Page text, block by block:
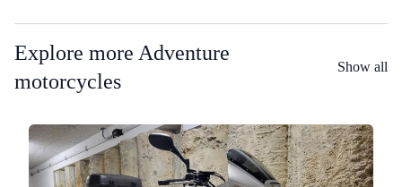
Explore more Adventure
motorcycles
Show all